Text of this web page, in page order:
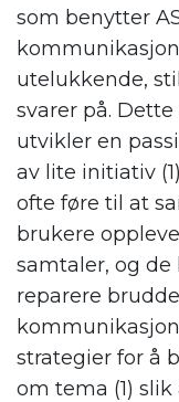
som benytter
utelukkende,
svarer på.
utvikler en
av lite initiativ
ofte føre til at
brukere
samtaler, og de
reparere
strategier for å
om tema (1)